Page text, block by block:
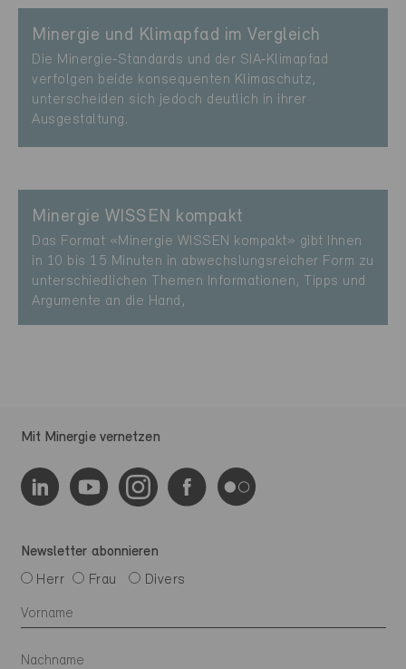
Minergie und Klimapfad im Vergleich
Die Minergie‑Standards und der SIA‑Klimapfad
verfolgen beide konsequenten Klimaschutz,
unterscheiden sich jedoch deutlich in ihrer
Ausgestaltung.
Minergie WISSEN kompakt
Das Format «Minergie WISSEN kompakt» gibt Ihnen
in 10 bis 15 Minuten in abwechslungsreicher Form zu
unterschiedlichen Themen Informationen, Tipps und
Argumente an die Hand,
Mit Minergie vernetzen
Newsletter abonnieren
Herr
Frau Divers